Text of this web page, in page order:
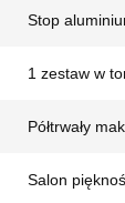
Stop
1 zestaw w
Półtrwały
Salon